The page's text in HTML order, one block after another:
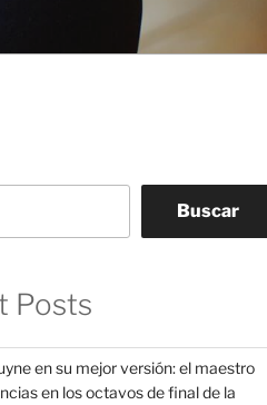
Buscar
Posts
en su mejor versión: el maestro
en los octavos de final de la